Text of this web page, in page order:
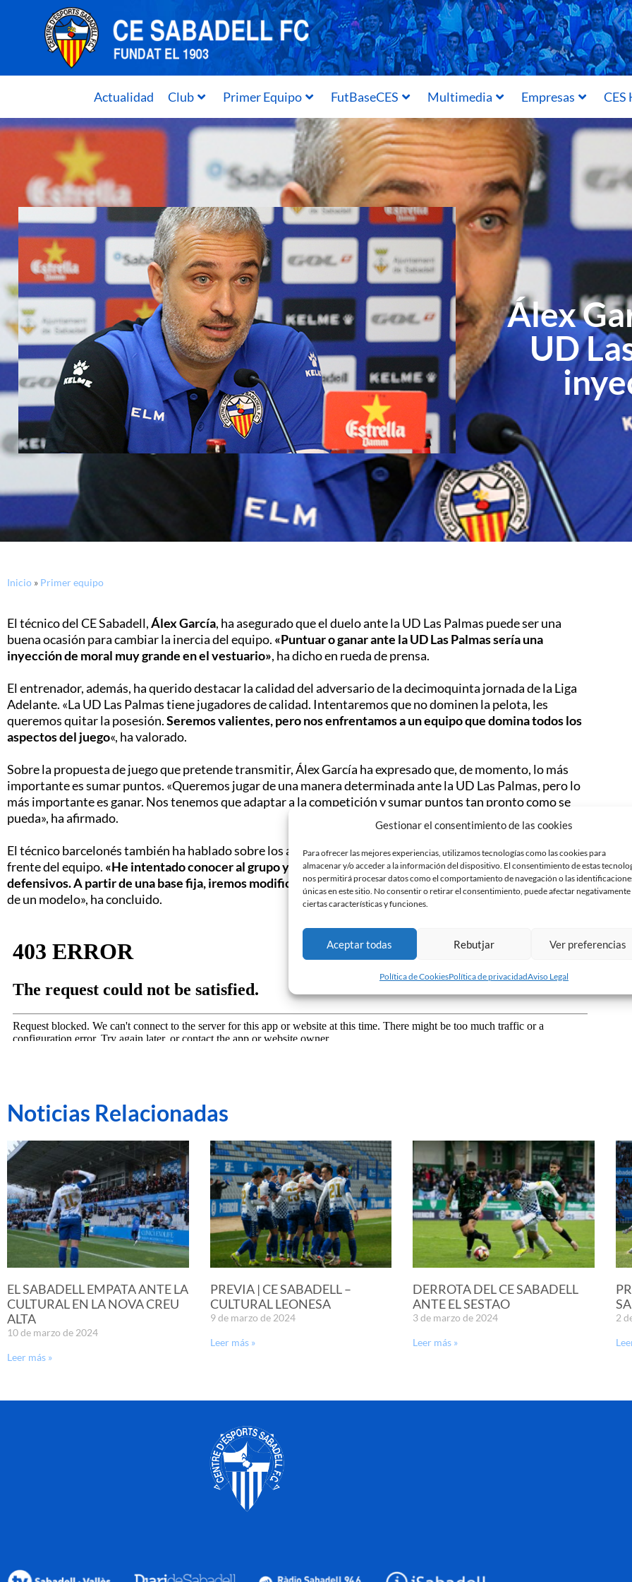
Gestionar el consentimiento de las cookies
Para ofrecer las mejores experiencias, utilizamos tecnologías como las cookies para
almacenar y/o acceder a la información del dispositivo. El consentimiento de estas
nos permitirá procesar datos como el comportamiento de navegación o las
únicas en este sitio. No consentir o retirar el consentimiento, puede afectar negativamente
ciertas características y funciones.
Aceptar todas Rebutjar Ver preferencias
Política de CookiesPolítica de privacidadAviso Legal
Actualidad Club Primer Equipo FutBaseCES Multimedia Empresas CES
Álex
UD
Inicio » Primer equipo
El técnico del CE Sabadell,Álex García, ha asegurado que el duelo ante la UD Las Palmas puede ser una
buena ocasión para cambiar la inercia del equipo. «Puntuar o ganar ante la UD Las Palmas sería una
inyección de moral muy grande en el vestuario», ha dicho en rueda de prensa.
El entrenador, además, ha querido destacar la calidad del adversario de la decimoquinta jornada de la Liga
Adelante. «La UD Las Palmas tiene jugadores de calidad. Intentaremos que no dominen la pelota, les
queremos quitar la posesión.Seremos valientes, pero nos enfrentamos a un equipo que domina todos los
aspectos del juego«, ha valorado.
Sobre la propuesta de juego que pretende transmitir, Álex García ha expresado que, de momento, lo más
importante es sumar puntos. «Queremos jugar de una manera determinada ante la UD Las Palmas, pero lo
más importante es ganar. Nos tenemos que adaptar a la competición y sumar puntos tan pronto como se
pueda», ha afirmado.
El técnico barcelonés también ha hablado sobre los aspectos que ha trabajado durante su primera semana al
frente del equipo. «He intentado conocer al grupo y he incidido en diferentes aspectos tácticos y
defensivos. A partir de una base fija, iremos modificando y adaptando el sistema, pero todo nacerá a partir
de un modelo», ha concluido.
Noticias Relacionadas
EL SABADELL EMPATA ANTE LA
CULTURAL EN LA NOVA CREU
ALTA
10 de marzo de 2024
Leer más »
PREVIA | CE SABADELL –
CULTURAL LEONESA
9 de marzo de 2024
Leer más »
DERROTA DEL CE SABADELL
ANTE EL SESTAO
3 de marzo de 2024
Leer más »
2